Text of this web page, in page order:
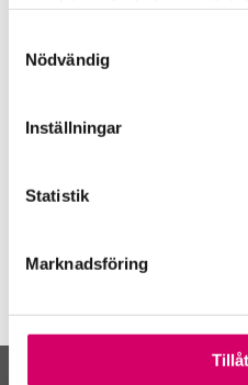
Nödvändig
Inställningar
Statistik
Marknadsföring
Öppet brev till
Framtidsutsikter i